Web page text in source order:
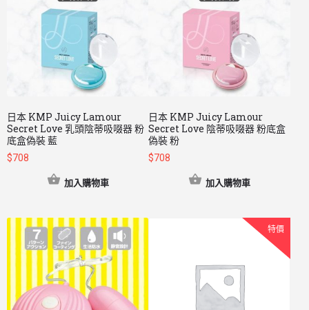
日本 KMP Juicy Lamour
Secret Love 乳頭陰蒂吸啜器 粉
底盒偽裝 藍
$708
加入購物車
日本 KMP Juicy Lamour
Secret Love 陰蒂吸啜器 粉底盒
偽裝 粉
$708
加入購物車
特價